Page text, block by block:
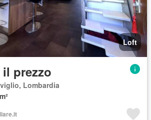
Loft
prezzo
Lombardia